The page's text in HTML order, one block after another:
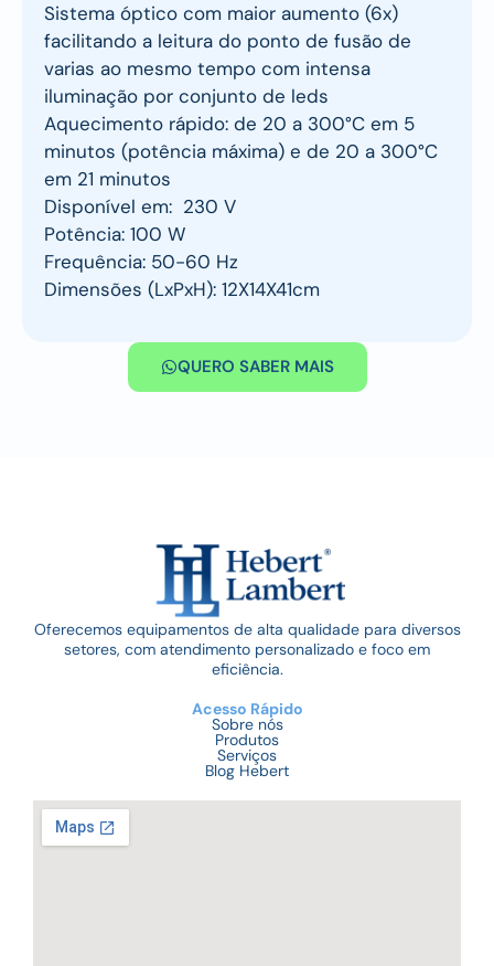
Sistema óptico com maior aumento (6x)
facilitando a leitura do ponto de fusão de
varias ao mesmo tempo com intensa
iluminação por conjunto de leds
Aquecimento rápido: de 20 a 300°C em 5
minutos (potência máxima) e de 20 a 300°C
em 21 minutos
Disponível em: 230 V
Potência: 100 W
Frequência: 50-60 Hz
Dimensões (LxPxH): 12X14X41cm
QUERO SABER MAIS
Oferecemos equipamentos de alta qualidade para diversos
setores, com atendimento personalizado e foco em
eficiência.
Acesso Rápido
Sobre nós
Produtos
Serviços
Blog Hebert